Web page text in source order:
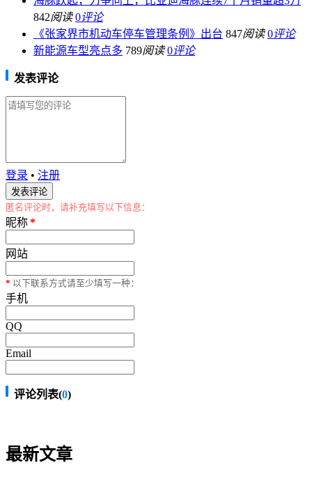
842阅读 0评论
《张家界市机动车停车管理条例》出台 847阅读 0评论
新能源车型亮点多 789阅读 0评论
发表评论
登录 • 注册
匿名评论时，请补充填写以下信息：
昵称*
网站
* 以下联系方式请至少填写一种：
手机
QQ
Email
评论列表(0)
最新文章